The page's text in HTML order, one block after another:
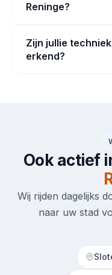
Reninge?
Zijn jullie
erkend?
Ook actief
Wij rijden dagelijks
naar uw stad